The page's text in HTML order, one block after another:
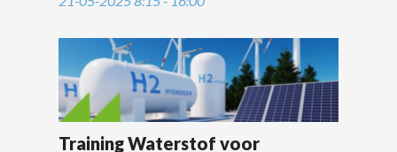
Training Waterstof voor